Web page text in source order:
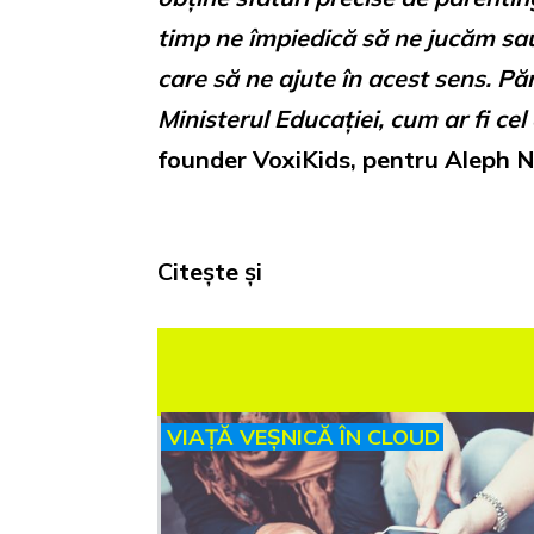
timp ne împiedică să ne jucăm
care să ne ajute în acest sens.
Ministerul Educației, cum ar fi cel
founder VoxiKids, pentru Aleph
Citește și
VIAȚĂ VEȘNICĂ ÎN CLOUD